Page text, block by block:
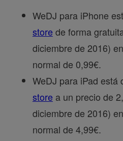
WeDJ para iPhone
store de forma
diciembre de 2016)
normal de 0,99€.
WeDJ para iPad está
store a un precio de
diciembre de 2016)
normal de 4,99€.